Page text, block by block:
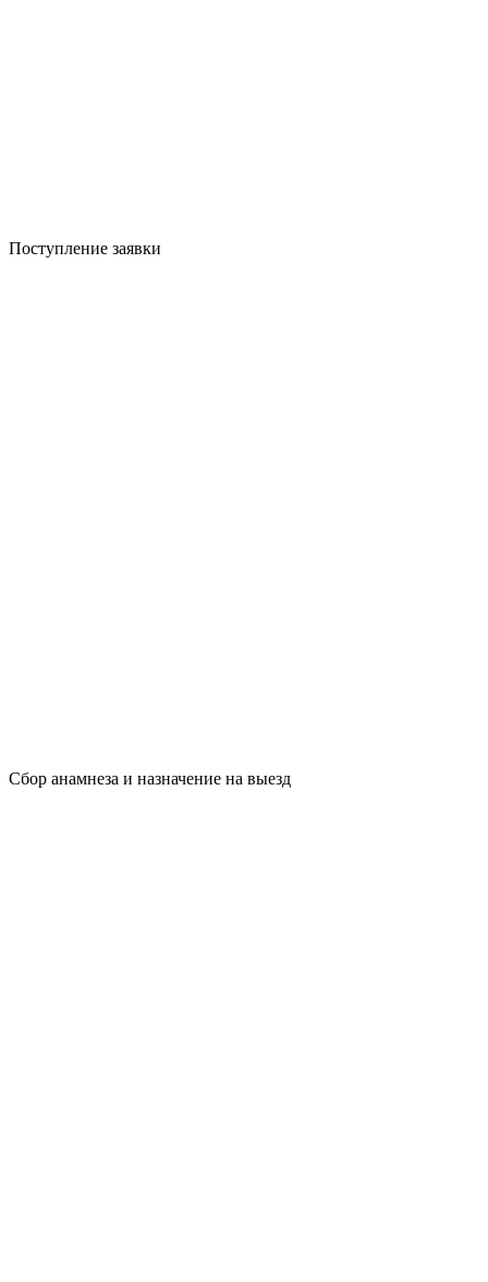
Поступление заявки
Сбор анамнеза и назначение на выезд